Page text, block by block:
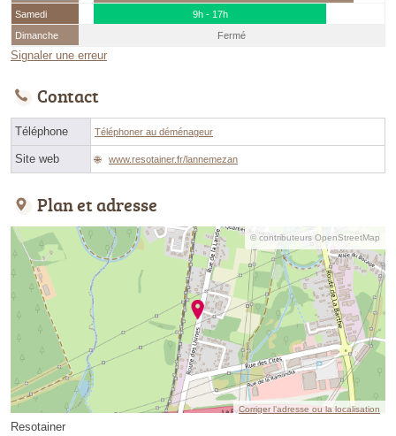
Samedi
9h - 17h
Dimanche
Fermé
Signaler une erreur
Contact
Téléphone Téléphoner au déménageur
Site web www.resotainer.fr/lannemezan
Plan et adresse
© contributeurs OpenStreetMap
Corriger l’adresse ou la localisation
Resotainer